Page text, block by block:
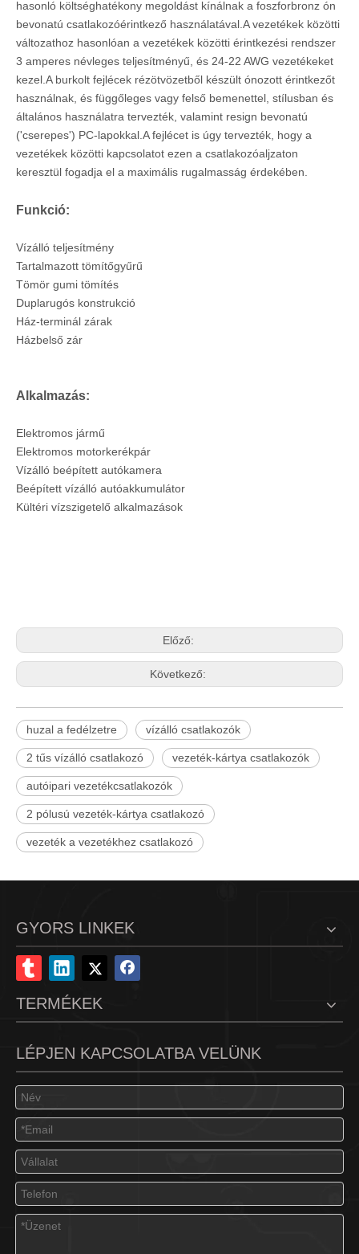
hasonló költséghatékony megoldást kínálnak a foszforbronz ón
bevonatú csatlakozóérintkező használatával.A vezetékek közötti
változathoz hasonlóan a vezetékek közötti érintkezési rendszer
3 amperes névleges teljesítményű, és 24-22 AWG vezetékeket
kezel.A burkolt fejlécek rézötvözetből készült ónozott érintkezőt
használnak, és függőleges vagy felső bemenettel, stílusban és
általános használatra tervezték, valamint resign bevonatú
('cserepes') PC-lapokkal.A fejlécet is úgy tervezték, hogy a
vezetékek közötti kapcsolatot ezen a csatlakozóaljzaton
keresztül fogadja el a maximális rugalmasság érdekében.
Funkció:
Vízálló teljesítmény
Tartalmazott tömítőgyűrű
Tömör gumi tömítés
Duplarugós konstrukció
Ház-terminál zárak
Házbelső zár
Alkalmazás:
Elektromos jármű
Elektromos motorkerékpár
Vízálló beépített autókamera
Beépített vízálló autóakkumulátor
Kültéri vízszigetelő alkalmazások
Előző:
Következő:
huzal a fedélzetre vízálló csatlakozók
2 tűs vízálló csatlakozó vezeték-kártya csatlakozók
autóipari vezetékcsatlakozók
2 pólusú vezeték-kártya csatlakozó
vezeték a vezetékhez csatlakozó
GYORS LINKEK
TERMÉKEK
LÉPJEN KAPCSOLATBA VELÜNK